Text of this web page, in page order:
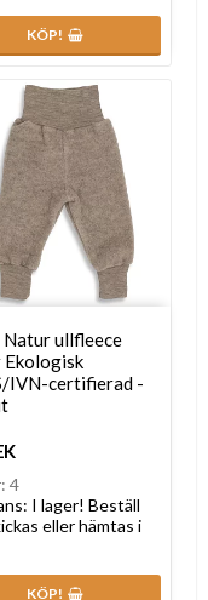
KÖP!
Natur ullfleece
IVN-certifierad -
4
I lager! Beställ
eller hämtas i
KÖP!